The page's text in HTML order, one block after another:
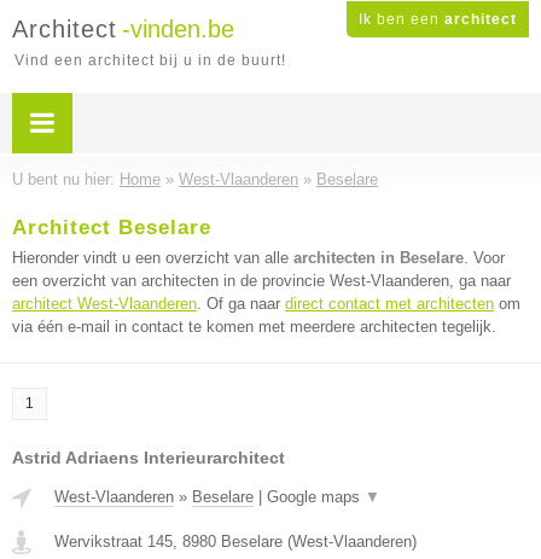
Ik ben een architect
Architect -vinden.be
Vind een architect bij u in de buurt!
U bent nu hier: Home » West-Vlaanderen » Beselare
Architect Beselare
Hieronder vindt u een overzicht van alle architecten in Beselare. Voor
een overzicht van architecten in de provincie West-Vlaanderen, ga naar
architect West-Vlaanderen. Of ga naar direct contact met architecten om
via één e-mail in contact te komen met meerdere architecten tegelijk.
1
Astrid Adriaens Interieurarchitect
West-Vlaanderen » Beselare Google maps ▼
Wervikstraat 145, 8980 Beselare (West-Vlaanderen)